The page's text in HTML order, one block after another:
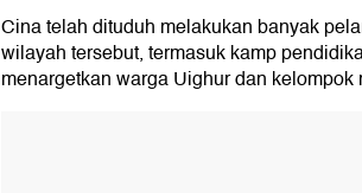
Cina telah dituduh melakukan banyak
wilayah tersebut, termasuk kamp
menargetkan warga Uighur dan